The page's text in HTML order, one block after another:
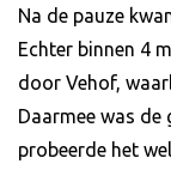
Na de pauze
Echter binnen 4
door Vehof,
Daarmee was de
probeerde het